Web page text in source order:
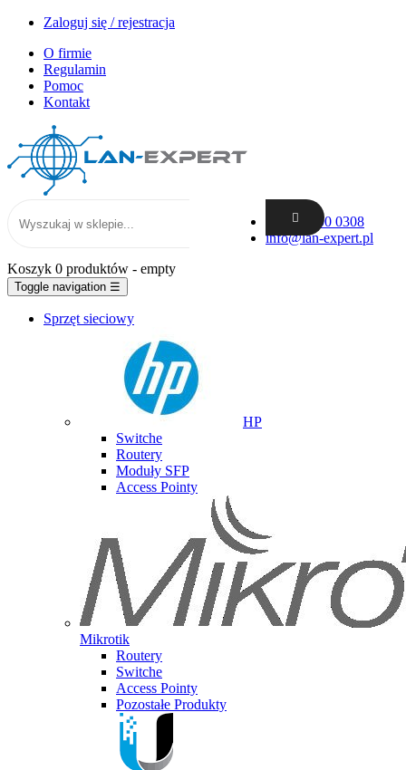
Zaloguj się / rejestracja
O firmie
Regulamin
Pomoc
Kontakt
+48 62 300 0308
info@lan-expert.pl
Koszyk 0 produktów - empty
Toggle navigation ☰
Sprzęt sieciowy
HP
Switche
Routery
Moduły SFP
Access Pointy
Mikrotik
Routery
Switche
Access Pointy
Pozostałe Produkty